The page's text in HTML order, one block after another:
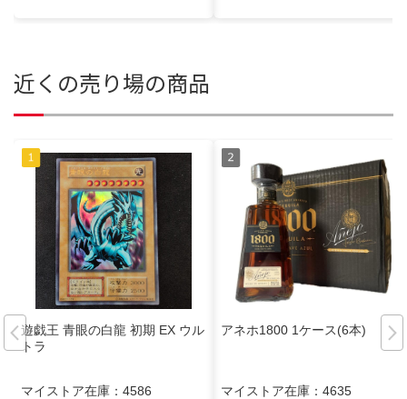
近くの売り場の商品
遊戯王 青眼の白龍 初期 EX ウル
トラ
マイストア在庫： 4586
アネホ1800 1ケース(6本)
マイストア在庫： 4635